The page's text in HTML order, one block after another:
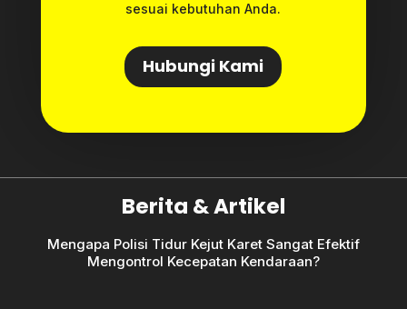
sesuai kebutuhan Anda.
Hubungi Kami
Berita & Artikel
Mengapa Polisi Tidur Kejut Karet Sangat Efektif
Mengontrol Kecepatan Kendaraan?